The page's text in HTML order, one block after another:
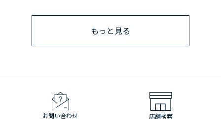
もっと見る
お問い合わせ 店舗検索